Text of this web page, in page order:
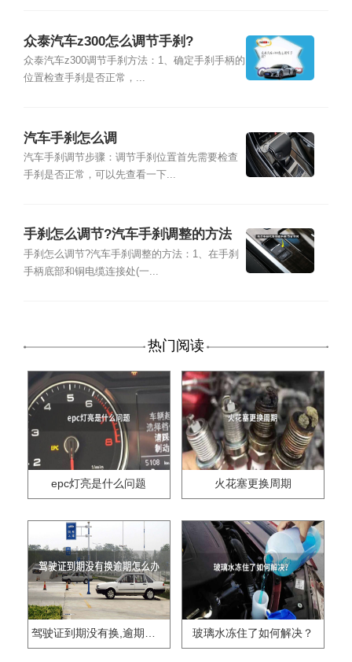
众泰汽车z300怎么调节手刹?
众泰汽车z300调节手刹方法：1、确定手刹手柄的
位置检查手刹是否正常，...
汽车手刹怎么调
汽车手刹调节步骤：调节手刹位置首先需要检查
手刹是否正常，可以先查看一下...
手刹怎么调节?汽车手刹调整的方法
手刹怎么调节?汽车手刹调整的方法：1、在手刹
手柄底部和铜电缆连接处(一...
热门阅读
epc灯亮是什么问题 火花塞更换周期
玻璃水冻住了如何解决？